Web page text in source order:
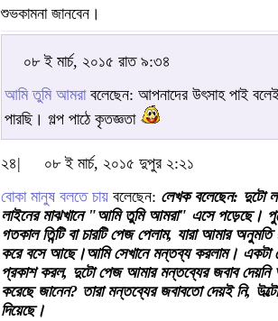
শুভকামনা জানবেন।
০৮ ই মার্চ, ২০১৫ রাত ৯:৩৪
আমি তুমি আমরাবলেছেন: আপনাদের উৎসাহ পাই বলেই
পারছি। গল্প পাঠে কৃতজ্ঞতা
২৪|
০৮ ই মার্চ, ২০১৫ দুপুর ২:২১
বোকা মানুষ বলতে চায় বলেছেন: লেখক বলেছেন: দুটো
লাইনের মাঝখানে "আমি তুমি আমরা" এসে পড়েছে।
গতকাল তিন্টি বা চারটি পেজ পেলাম, যারা আমার
করে বসে আছে।আমি সেখানে মন্তব্য করলাম। একটা
প্রকাশ করল, দুটো পেজ আমার মন্তব্যের জবাব
করেছে জানেন? তারা মন্তব্যের জবাবতো দেয়ই নি,
দিয়েছে।